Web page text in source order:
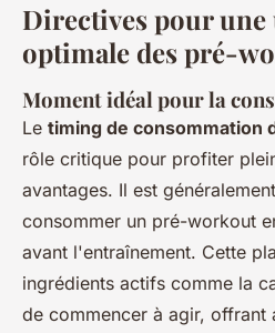
Directives pour
optimale des pré-
Moment idéal pour la
Le timing de consommation
rôle critique pour profiter
avantages. Il est
consommer un pré-workout
avant l'entraînement. Cette
ingrédients actifs comme la
de commencer à agir, offrant